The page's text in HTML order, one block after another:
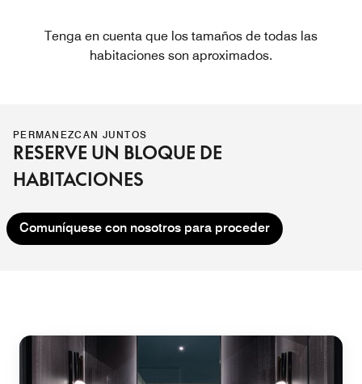
Tenga en cuenta que los tamaños de todas las
habitaciones son aproximados.
PERMANEZCAN JUNTOS
RESERVE UN BLOQUE DE
HABITACIONES
Comuníquese con nosotros para proceder